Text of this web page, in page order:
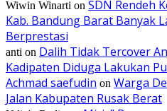
Wiwin Winarti on SDN Rendeh
Kab. Bandung Barat Banyak
Berprestasi
anti on Dalih Tidak Tercover
Kadipaten Diduga Lakukan
Achmad saefudin on Warga
Jalan Kabupaten Rusak Berat